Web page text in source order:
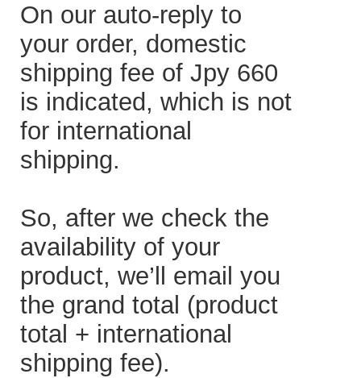
On our auto-reply to
your order, domestic
shipping fee of Jpy 660
is indicated, which is not
for international
shipping.
So, after we check the
availability of your
product, we’ll email you
the grand total (product
total + international
shipping fee).